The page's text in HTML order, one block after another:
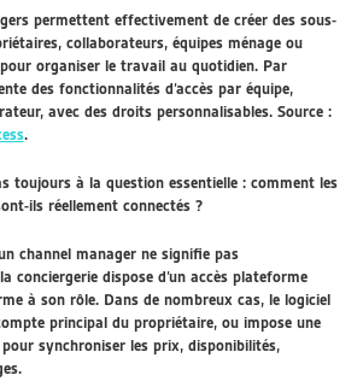
permettent effectivement de créer des sous-
collaborateurs, équipes ménage ou
organiser le travail au quotidien. Par
des fonctionnalités d’accès par équipe,
avec des droits personnalisables. Source :
.
toujours à la question essentielle : comment les
ils réellement connectés ?
channel manager ne signifie pas
conciergerie dispose d’un accès plateforme
à son rôle. Dans de nombreux cas, le logiciel
principal du propriétaire, ou impose une
synchroniser les prix, disponibilités,